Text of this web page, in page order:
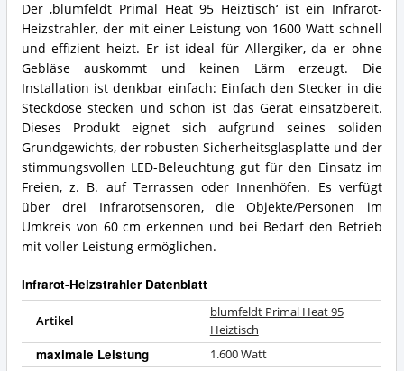
Der ‚blumfeldt Primal Heat 95 Heiztisch‘ ist ein Infrarot-
Heizstrahler, der mit einer Leistung von 1600 Watt schnell
und effizient heizt. Er ist ideal für Allergiker, da er ohne
Gebläse auskommt und keinen Lärm erzeugt. Die
Installation ist denkbar einfach: Einfach den Stecker in die
Steckdose stecken und schon ist das Gerät einsatzbereit.
Dieses Produkt eignet sich aufgrund seines soliden
Grundgewichts, der robusten Sicherheitsglasplatte und der
stimmungsvollen LED-Beleuchtung gut für den Einsatz im
Freien, z. B. auf Terrassen oder Innenhöfen. Es verfügt
über drei Infrarotsensoren, die Objekte/Personen im
Umkreis von 60 cm erkennen und bei Bedarf den Betrieb
mit voller Leistung ermöglichen.
Infrarot-Heizstrahler Datenblatt
Artikel
blumfeldt Primal Heat 95
Heiztisch
maximale Leistung 1.600 Watt